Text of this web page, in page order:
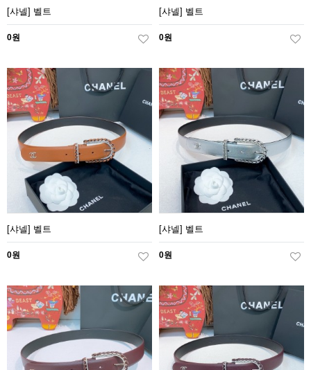
[샤넬] 벨트
0원
[샤넬] 벨트
0원
[샤넬] 벨트
0원
[샤넬] 벨트
0원